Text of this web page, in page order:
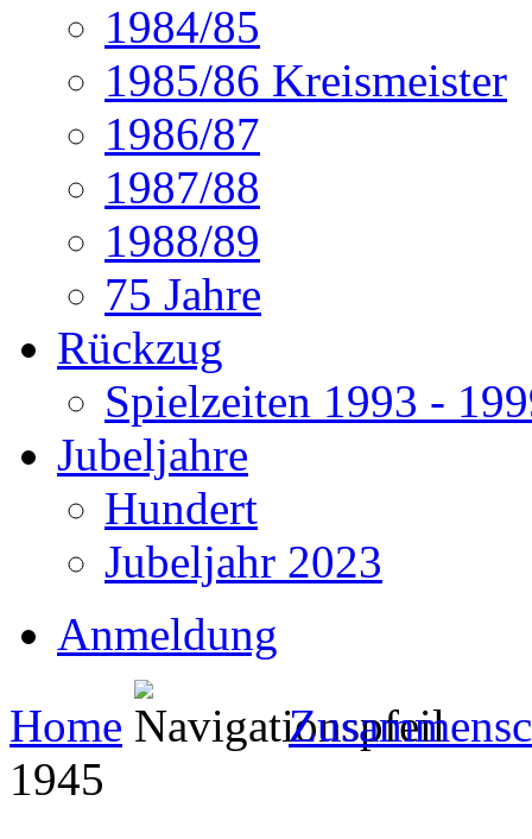
1984/85
1985/86 Kreismeister
1986/87
1987/88
1988/89
75 Jahre
Rückzug
Spielzeiten 1993 -
Jubeljahre
Hundert
Jubeljahr 2023
Anmeldung
Home
1945